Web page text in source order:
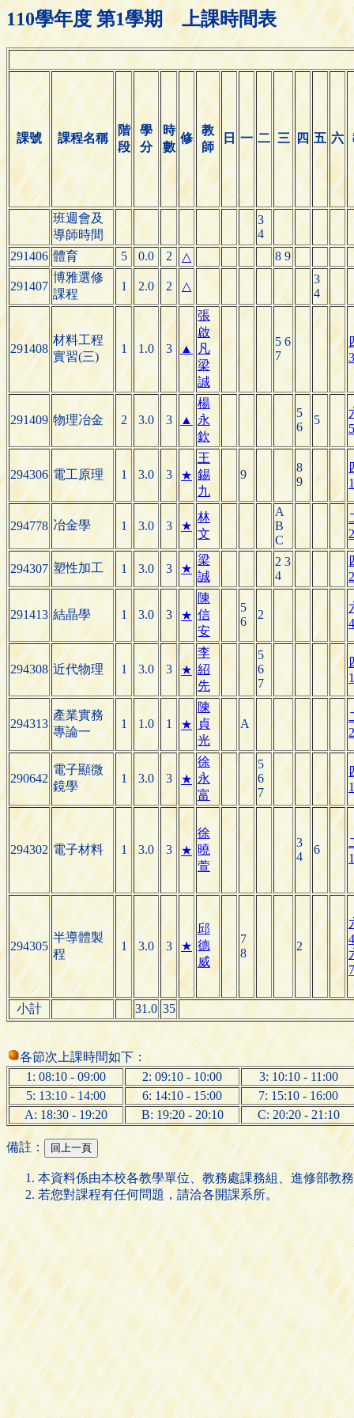
110學年度 第1學期 上課時間表
課號 課程名稱
階
段
學
分
時
數
修
教
師
日 一 二 三 四 五 六
班週會及
導師時間
3
4
291406 體育 5 0.0 2 △ 8 9
291407
博雅選修
課程
1 2.0 2 △
3
4
291408
材料工程
實習(三)
1 1.0 3 ▲
張
啟
凡
梁
誠
5 6
7
291409 物理冶金 2 3.0 3 ▲
楊
永
欽
5
6
5
294306 電工原理 1 3.0 3 ★
王
錫
九
9
8
9
294778 冶金學 1 3.0 3 ★
林
文
A
B
C
294307 塑性加工 1 3.0 3 ★
梁
誠
2 3
4
291413 結晶學 1 3.0 3 ★
陳
信
安
5
6
2
294308 近代物理 1 3.0 3 ★
李
紹
先
5
6
7
294313
產業實務
專論一
1 1.0 1 ★
陳
貞
光
A
290642
電子顯微
鏡學
1 3.0 3 ★
徐
永
富
5
6
7
294302 電子材料 1 3.0 3 ★
徐
曉
萱
3
4
6
294305
半導體製
程
1 3.0 3 ★
邱
德
威
7
8
2
小計 31.0 35
各節次上課時間如下：
1: 08:10 - 09:00
2: 09:10 - 10:00
3: 10:10 - 11:00
5: 13:10 - 14:00
6: 14:10 - 15:00
7: 15:10 - 16:00
A: 18:30 - 19:20
B: 19:20 - 20:10 C: 20:20 - 21:10
備註：
本資料係由本校各教學單位、教務處課務組、進修部教
若您對課程有任何問題，請洽各開課系所。